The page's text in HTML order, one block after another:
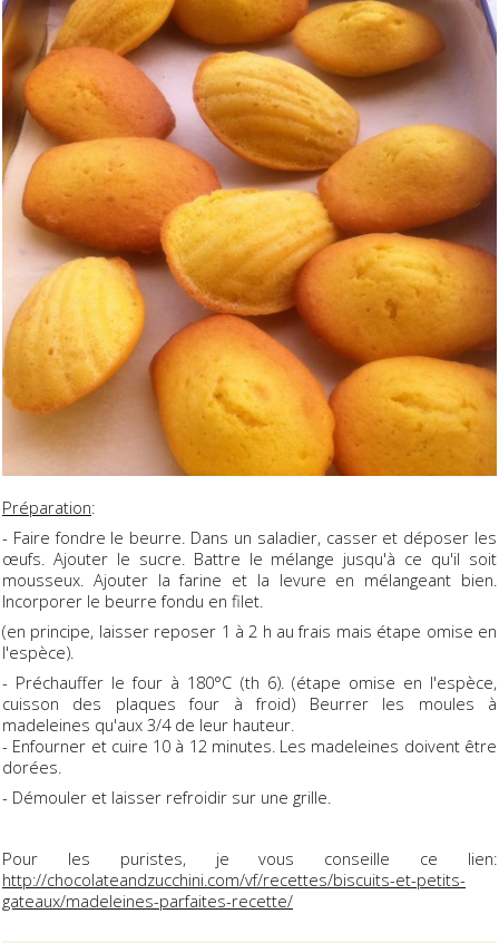
Préparation:
- Faire fondre le beurre. Dans un saladier, casser et déposer les
œufs. Ajouter le sucre. Battre le mélange jusqu'à ce qu'il soit
mousseux. Ajouter la farine et la levure en mélangeant bien.
Incorporer le beurre fondu en filet.
(en principe, laisser reposer 1 à 2 h au frais mais étape omise en
l'espèce).
- Préchauffer le four à 180°C (th 6). (étape omise en l'espèce,
cuisson des plaques four à froid) Beurrer les moules à
madeleines qu'aux 3/4 de leur hauteur.
- Enfourner et cuire 10 à 12 minutes. Les madeleines doivent être
dorées.
- Démouler et laisser refroidir sur une grille.
Pour les puristes, je vous conseille ce lien:
http://chocolateandzucchini.com/vf/recettes/biscuits-et-petits-
gateaux/madeleines-parfaites-recette/